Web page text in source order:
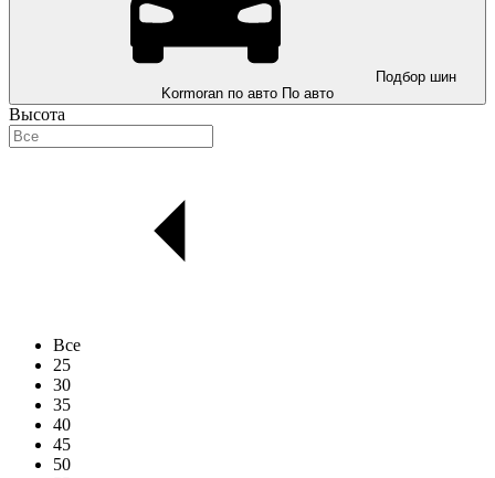
Подбор шин
Kormoran по авто По авто
Высота
Все
25
30
35
40
45
50